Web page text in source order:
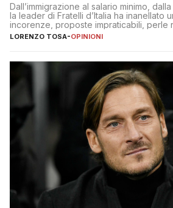
Dall’immigrazione al salario minimo,
la leader di Fratelli d’Italia ha inanellato
incorenze, proposte impraticabili, perle
nessuno – a destra come a sinistra –
LORENZO TOSA-OPINIONI